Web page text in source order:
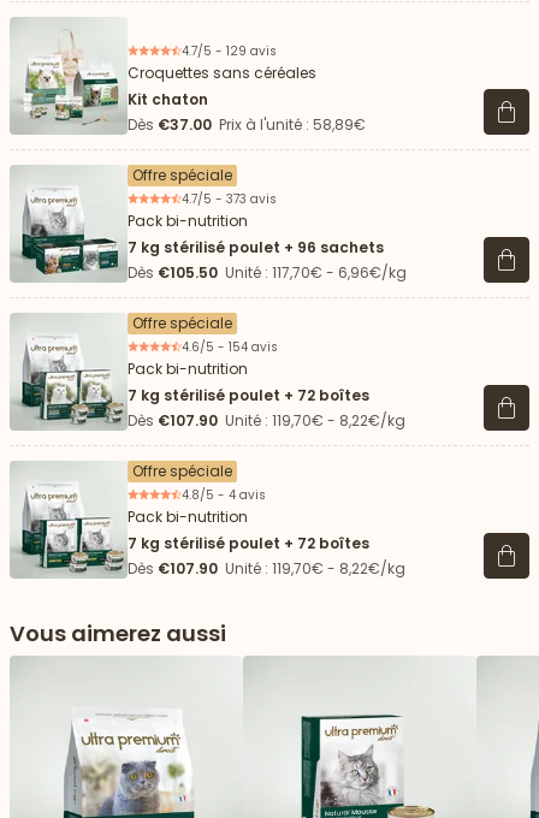
4.7/5 - 129 avis
Croquettes sans céréales
Kit chaton
Dès €37.00 Prix à l'unité : 58,89€ Voir
Offre spéciale
4.7/5 - 373 avis
Pack bi-nutrition
7 kg stérilisé poulet + 96 sachets
Dès €105.50 Unité : 117,70€ - 6,96€/kg Voir
Offre spéciale
4.6/5 - 154 avis
Pack bi-nutrition
7 kg stérilisé poulet + 72 boîtes
Dès €107.90 Unité : 119,70€ - 8,22€/kg Voir
Offre spéciale
4.8/5 - 4 avis
Pack bi-nutrition
7 kg stérilisé poulet + 72 boîtes
Dès €107.90 Unité : 119,70€ - 8,22€/kg Voir
Vous aimerez aussi